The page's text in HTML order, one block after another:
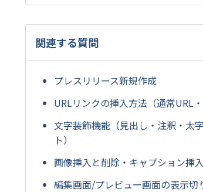
関連する質問
プレスリリース新規作成
URLリンクの挿入方法（通常URL
文字装飾機能（見出し・注釈・太
ト）
画像挿入と削除・キャプション挿
編集画面/プレビュー画面の表示切